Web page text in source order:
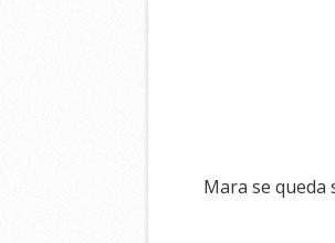
Mara se queda